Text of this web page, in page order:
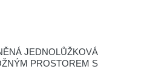
JEDNOLŮŽKOVÁ
PROSTOREM S